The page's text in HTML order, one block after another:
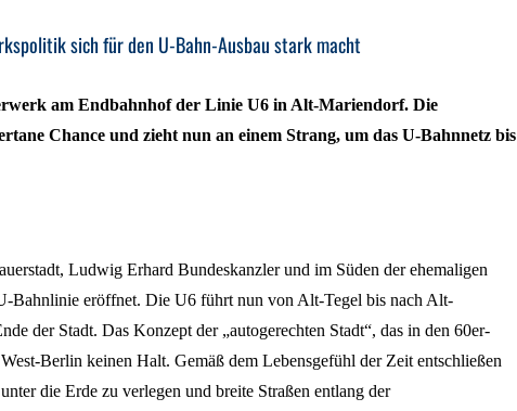
sich für den U-Bahn-Ausbau stark macht
am Endbahnhof der Linie U6 in Alt-Mariendorf. Die
Chance und zieht nun an einem Strang, um das U-Bahnnetz bis
Ludwig Erhard Bundeskanzler und im Süden der ehemaligen
Bahnlinie eröffnet. Die U6 führt nun von Alt-Tegel bis nach Alt-
der Stadt. Das Konzept der „autogerechten Stadt“, das in den 60er-
Berlin keinen Halt. Gemäß dem Lebensgefühl der Zeit entschließen
die Erde zu verlegen und breite Straßen entlang der